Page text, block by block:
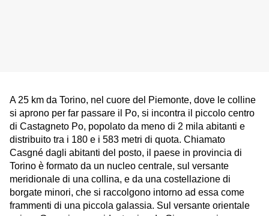
A 25 km da Torino, nel cuore del Piemonte, dove le colline
si aprono per far passare il Po, si incontra il piccolo centro
di Castagneto Po, popolato da meno di 2 mila abitanti e
distribuito tra i 180 e i 583 metri di quota. Chiamato
Casgné dagli abitanti del posto, il paese in provincia di
Torino è formato da un nucleo centrale, sul versante
meridionale di una collina, e da una costellazione di
borgate minori, che si raccolgono intorno ad essa come
frammenti di una piccola galassia. Sul versante orientale